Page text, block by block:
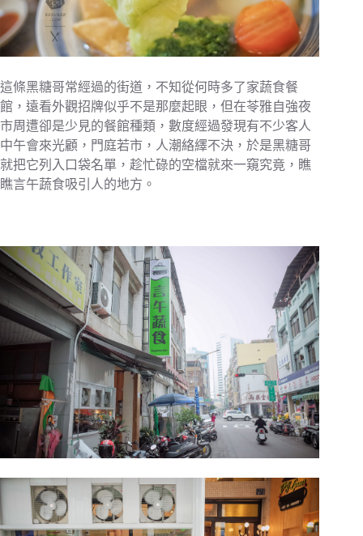
這條黑糖哥常經過的街道，不知從何時多了家蔬食餐
館，遠看外觀招牌似乎不是那麼起眼，但在苓雅自強夜
市周遭卻是少見的餐館種類，數度經過發現有不少客人
中午會來光顧，門庭若市，人潮絡繹不決，於是黑糖哥
就把它列入口袋名單，趁忙碌的空檔就來一窺究竟，瞧
瞧言午蔬食吸引人的地方。